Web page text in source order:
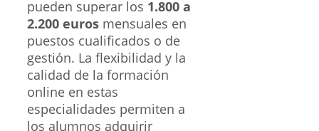
pueden superar los 1.800 a
2.200 euros mensuales en
puestos cualificados o de
gestión. La flexibilidad y la
calidad de la formación
online en estas
especialidades permiten a
los alumnos adquirir